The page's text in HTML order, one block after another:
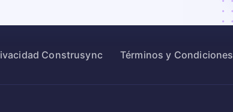
Construsync Términos y Condiciones